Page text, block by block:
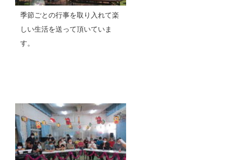
季節ごとの行事を取り入れて楽
しい生活を送って頂いていま
す。